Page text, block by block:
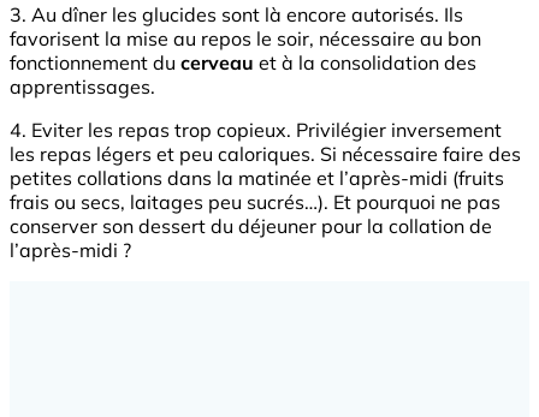
3. Au dîner les glucides sont là encore autorisés. Ils
favorisent la mise au repos le soir, nécessaire au bon
fonctionnement du cerveau et à la consolidation des
apprentissages.
4. Eviter les repas trop copieux. Privilégier inversement
les repas légers et peu caloriques. Si nécessaire faire des
petites collations dans la matinée et l’après-midi (fruits
frais ou secs, laitages peu sucrés…). Et pourquoi ne pas
conserver son dessert du déjeuner pour la collation de
l’après-midi ?